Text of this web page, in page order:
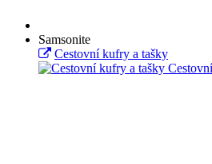
Samsonite
Cestovní kufry a tašky